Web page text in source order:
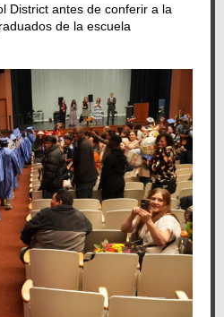
District antes de conferir a la
de la escuela